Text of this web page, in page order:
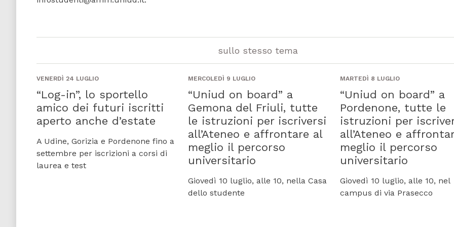
sullo stesso tema
VENERDÌ 24 LUGLIO
“Log-in”, lo sportello
amico dei futuri iscritti
aperto anche d’estate
A Udine, Gorizia e Pordenone fino a
settembre per iscrizioni a corsi di
laurea e test
MERCOLEDÌ 9 LUGLIO
“Uniud on board” a
Gemona del Friuli, tutte
le istruzioni per iscriversi
all’Ateneo e affrontare al
meglio il percorso
universitario
Giovedì 10 luglio, alle 10, nella Casa
dello studente
MARTEDÌ 8 LUGLIO
“Uniud on board” a
Pordenone, tutte le
istruzioni per
all’Ateneo e
meglio il percorso
universitario
Giovedì 10 luglio, alle 10, nel
campus di via Prasecco